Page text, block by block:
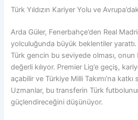
Türk Yıldızın Kariyer Yolu ve
Arda Güler, Fenerbahçe’den Real
yolculuğunda büyük beklentiler yarattı.
Türk gencin bu seviyede olması, onun
değerli kılıyor. Premier Lig’e geçiş,
açabilir ve Türkiye Milli Takımı’na katkı
Uzmanlar, bu transferin Türk
güçlendireceğini düşünüyor.